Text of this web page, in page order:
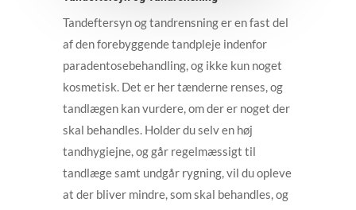
Tandeftersyn og tandrensning er en fast del
af den forebyggende tandpleje indenfor
paradentosebehandling, og ikke kun noget
kosmetisk. Det er her tænderne renses, og
tandlægen kan vurdere, om der er noget der
skal behandles. Holder du selv en høj
tandhygiejne, og går regelmæssigt til
tandlæge samt undgår rygning, vil du opleve
at der bliver mindre, som skal behandles, og